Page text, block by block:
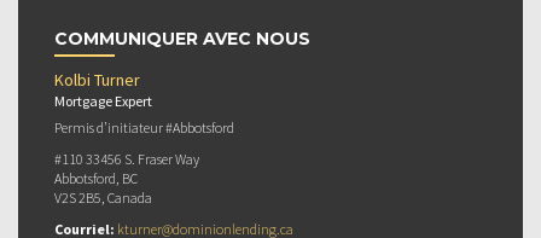
COMMUNIQUER AVEC NOUS
Kolbi Turner
Mortgage Expert
Permis d’initiateur #Abbotsford
#110 33456 S. Fraser Way
Abbotsford, BC
V2S 2B5, Canada
Courriel: kturner@dominionlending.ca